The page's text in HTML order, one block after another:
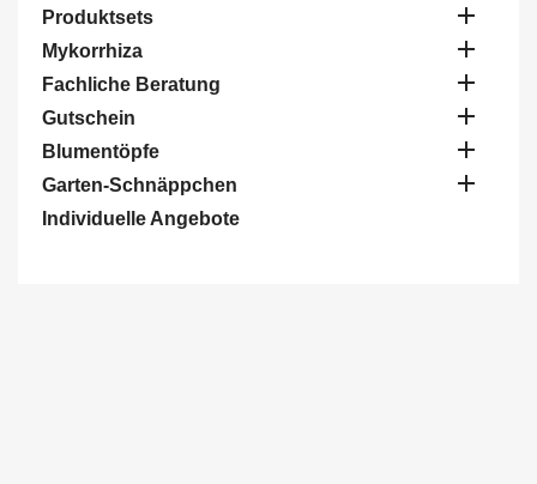
Produktsets 
Mykorrhiza 
Fachliche Beratung 
Gutschein 
Blumentöpfe 
Garten-Schnäppchen 
Individuelle Angebote